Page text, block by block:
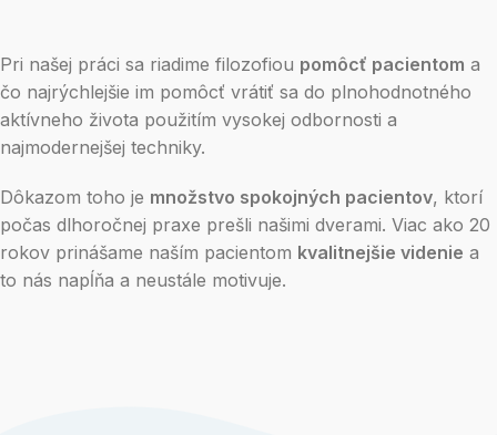
Pri našej práci sa riadime filozofiou pomôcť pacientom a
čo najrýchlejšie im pomôcť vrátiť sa do plnohodnotného
aktívneho života použitím vysokej odbornosti a
najmodernejšej techniky.
Dôkazom toho je množstvo spokojných pacientov, ktorí
počas dlhoročnej praxe prešli našimi dverami. Viac ako 20
rokov prinášame naším pacientom kvalitnejšie videnie a
to nás napĺňa a neustále motivuje.